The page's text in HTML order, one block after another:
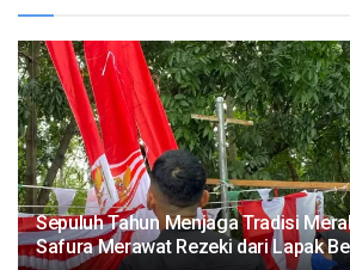
Sepuluh Tahun Menjaga Tradisi
Safura Merawat Rezeki dari Lapak